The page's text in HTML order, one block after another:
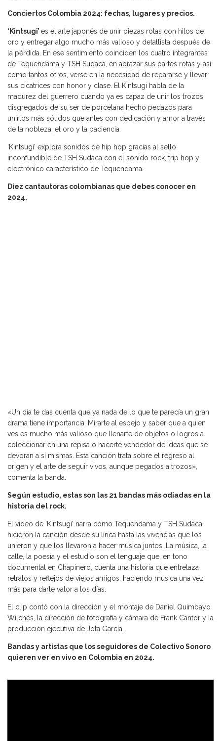
Conciertos Colombia 2024: fechas, lugares y precios.
‘Kintsugi’ es el arte japonés de unir piezas rotas con hilos de
oro y entregar algo mucho más valioso y detallista después de
la pérdida. En ese sentimiento coinciden los cuatro integrantes
de Tequendama y TSH Sudaca, en abrazar sus partes rotas y así
como tantos otros, verse en la necesidad de repararse y llevar
sus cicatrices con honor y clase. El Kintsugi habla de la
madurez del guerrero cuando ya es capaz de unir los trozos
disgregados de su ser de porcelana hecho pedazos para
unirlos más sólidos que antes con dedicación y amor a través
de la nobleza, el oro y la paciencia.
‘Kintsugi’ explora sonidos de hip hop gracias al sello
inconfundible de TSH Sudaca con el sonido rock, trip hop y
electrónico característico de Tequendama.
Diez cantautoras colombianas que debes conocer en
2024.
«Un día te das cuenta que ya nada de lo que te parecía un gran
drama tiene importancia. Mirarte al espejo y saber que a quien
ves es mucho más valioso que llenarte de objetos o logros a
coleccionar en una repisa o hacerte vendedor de ideas que se
devoran a sí mismas. Esta canción trata sobre el regreso al
origen y el arte de seguir vivos, aunque pegados a trozos»,
comenta la banda.
Según estudio, estas son las 21 bandas más odiadas en la
historia del rock.
El video de ‘Kintsugi’ narra cómo Tequendama y TSH Sudaca
hicieron la canción desde su lírica hasta las vivencias que los
unieron y que los llevaron a hacer música juntos. La música, la
calle, la poesía y el estudio son el lenguaje que, en tono
documental en Chapinero, cuenta una historia que entrelaza
retratos y reflejos de viejos amigos, haciendo música una vez
más para darle valor a los días.
El clip contó con la dirección y el montaje de Daniel Quimbayo
Wilches, la dirección de fotografía y cámara de Frank Cantor y la
producción ejecutiva de Jota García.
Bandas y artistas que los seguidores de Colectivo Sonoro
quieren ver en vivo en Colombia en 2024.